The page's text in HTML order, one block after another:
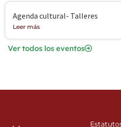
Agenda cultural- Talleres
Leer más
Ver todos los eventos